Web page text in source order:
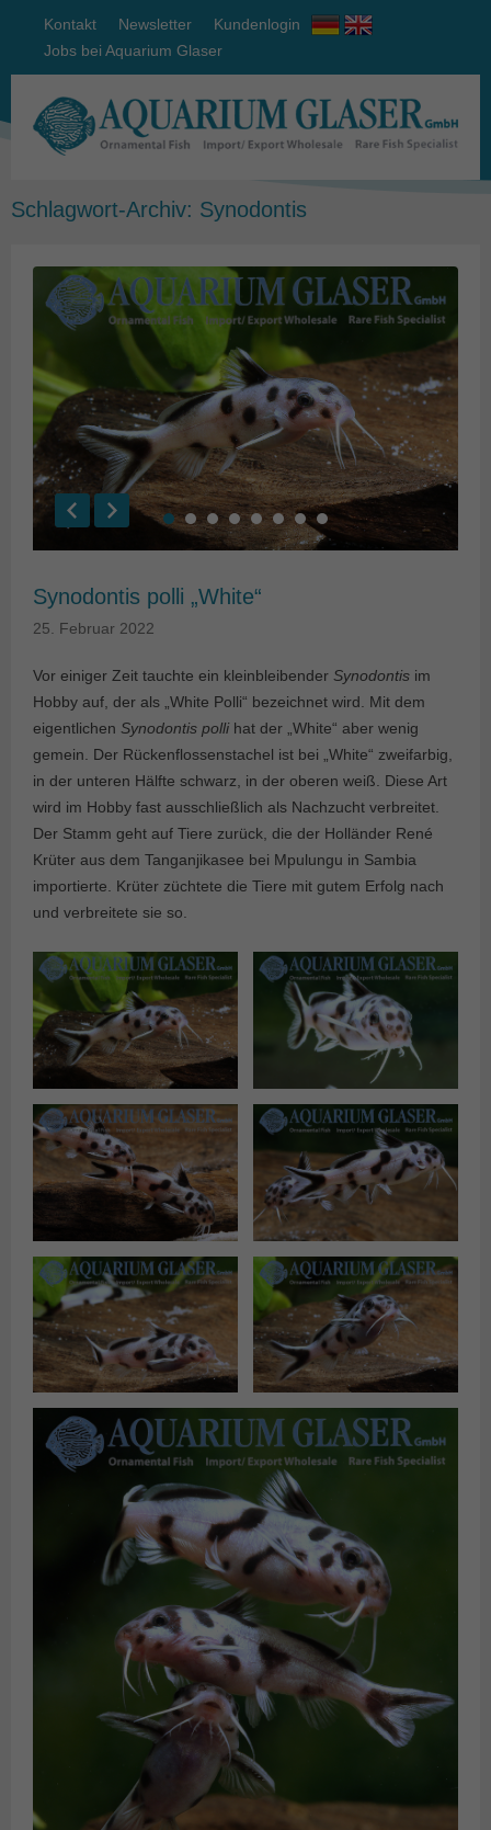
Kontakt Newsletter
Kundenlogin
Jobs bei Aquarium Glaser
Schlagwort-Archiv: Synodontis
Synodontis polli „White“
25. Februar 2022
Vor einiger Zeit tauchte ein kleinbleibender Synodontis im
Hobby auf, der als „White Polli“ bezeichnet wird. Mit dem
eigentlichen Synodontis pollihat der „White“ aber wenig
gemein. Der Rückenflossenstachel ist bei „White“ zweifarbig,
in der unteren Hälfte schwarz, in der oberen weiß. Diese Art
wird im Hobby fast ausschließlich als Nachzucht verbreitet.
Der Stamm geht auf Tiere zurück, die der Holländer René
Krüter aus dem Tanganjikasee bei Mpulungu in Sambia
importierte. Krüter züchtete die Tiere mit gutem Erfolg nach
und verbreitete sie so.